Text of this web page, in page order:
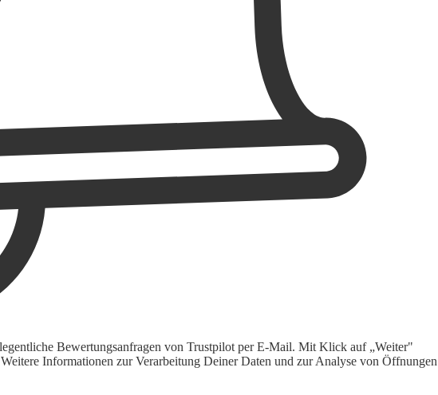
Bewertungsanfragen von Trustpilot per E-Mail. Mit Klick auf „Weiter"
Informationen zur Verarbeitung Deiner Daten und zur Analyse von Öffnungen